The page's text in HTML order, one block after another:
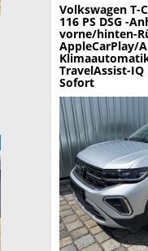
Volkswagen T-
116 PS DSG -
vorne/hinten-
AppleCarPlay/
TravelAssist-IQ
Sofort